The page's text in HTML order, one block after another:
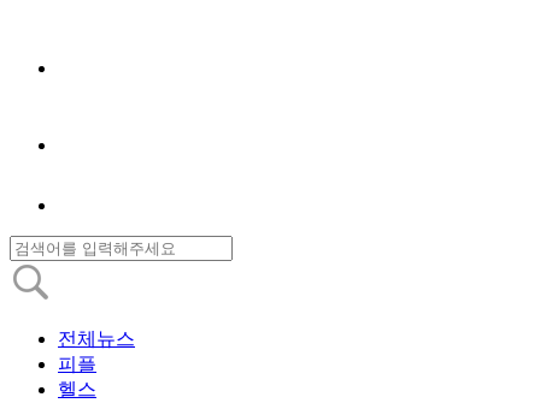
전체뉴스
피플
헬스